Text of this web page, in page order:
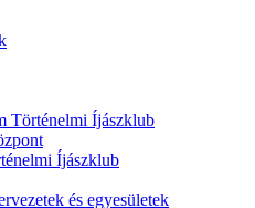
Történelmi Íjászklub
Íjászklub
és egyesületek